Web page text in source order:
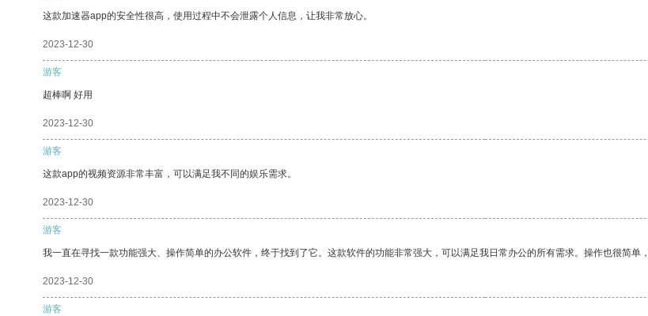
这款加速器app的安全性很高，使用过程中不会泄露个人信息，让我非常放心。
2023-12-30
游客
超棒啊 好用
2023-12-30
游客
这款app的视频资源非常丰富，可以满足我不同的娱乐需求。
2023-12-30
游客
我一直在寻找一款功能强大、操作简单的办公软件，终于找到了它。这款软件的功能非常强大，可以满足我日常办公的所有需求。操作也很简单
2023-12-30
游客